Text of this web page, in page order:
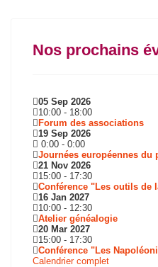
Nos prochains
05 Sep 2026
10:00 - 18:00
Forum des associations
19 Sep 2026
0:00 - 0:00
Journées européennes du
21 Nov 2026
15:00 - 17:30
Conférence "Les outils de
16 Jan 2027
10:00 - 12:30
Atelier généalogie
20 Mar 2027
15:00 - 17:30
Conférence "Les
Calendrier complet